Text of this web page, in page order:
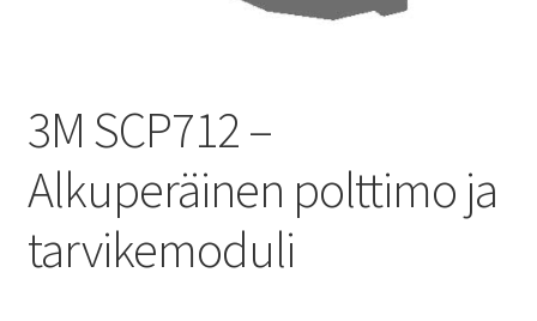
3M SCP712 –
Alkuperäinen polttimo ja
tarvikemoduli